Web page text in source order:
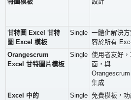
甘特圖 Excel 甘特
圖 Excel 模板
Single 一體化解決方
容於所有
Orangescrum
Excel 甘特圖片模板
Single 使用者友好
面，與
集成
Excel 中的
Single 免費模板，